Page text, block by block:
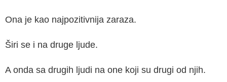
Ona je kao najpozitivnija zaraza.
Širi se i na druge ljude.
A onda sa drugih ljudi na one koji su drugi od njih.